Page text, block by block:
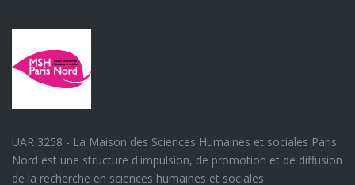
UAR 3258 - La Maison des Sciences Humaines et sociales Paris
Nord est une structure d'impulsion, de promotion et de diffusion
de la recherche en sciences humaines et sociales.